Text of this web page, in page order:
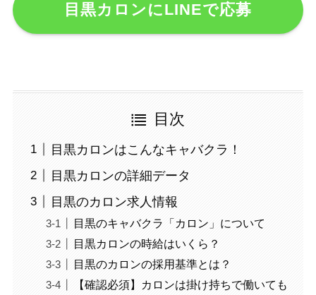
目黒カロンにLINEで応募
目次
目黒カロンはこんなキャバクラ！
目黒カロンの詳細データ
目黒のカロン求人情報
目黒のキャバクラ「カロン」について
目黒カロンの時給はいくら？
目黒のカロンの採用基準とは？
【確認必須】カロンは掛け持ちで働いても